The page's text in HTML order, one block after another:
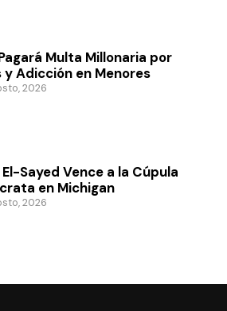
Multa Millonaria por
y Adicción en Menores
2026
Sayed Vence a la Cúpula
en Michigan
2026